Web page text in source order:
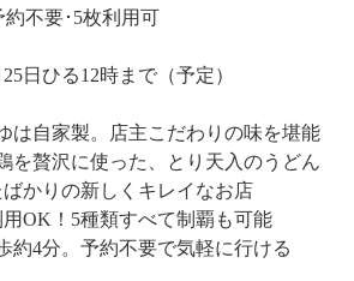
不要･5枚利用可
日ひる12時まで（予定）
は自家製。店主こだわりの味を堪能
を贅沢に使った、とり天入のうどん
ばかりの新しくキレイなお店
用OK！5種類すべて制覇も可能
約4分。予約不要で気軽に行ける